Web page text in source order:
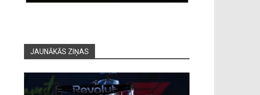
JAUNĀKĀS ZIŅAS